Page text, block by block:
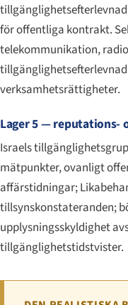
för offentliga kontrakt.
telekommunikation,
verksamhetsrättigheter.
Lager 5 — reputations-
Israels
mätpunkter, ovanligt
affärstidningar;
tillsynskonstateranden;
upplysningsskyldighet
tillgänglighetstidstvister.